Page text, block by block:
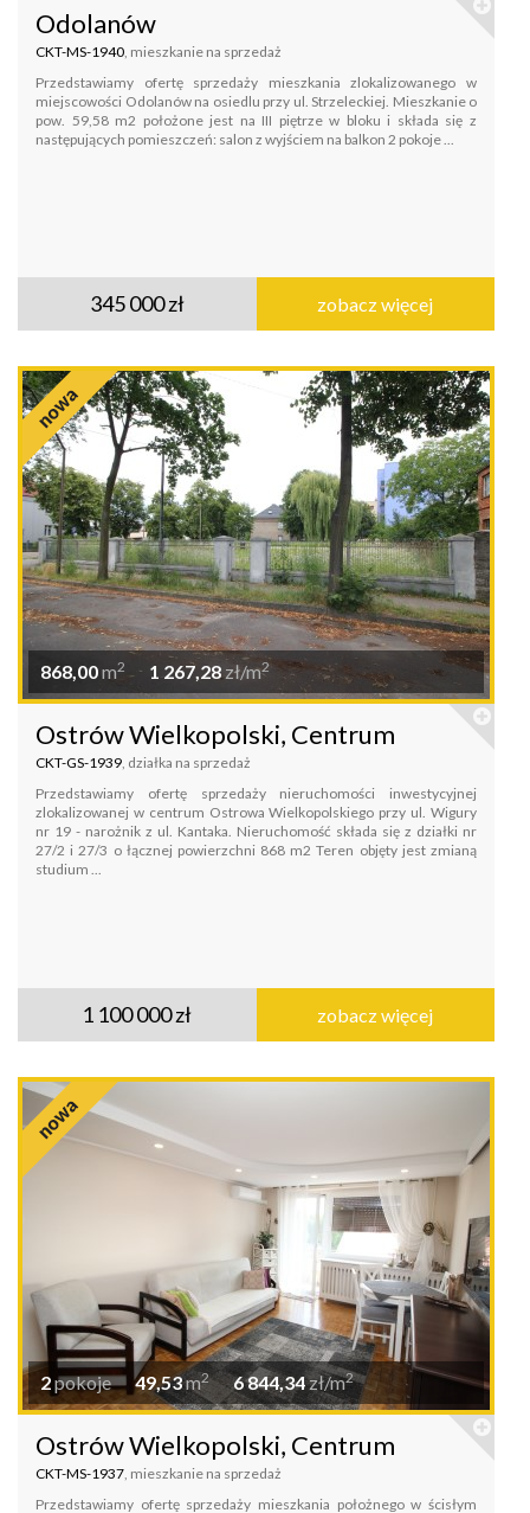
Odolanów
CKT-MS-1940 , mieszkanie na sprzedaż
Przedstawiamy ofertę sprzedaży mieszkania zlokalizowanego w
miejscowości Odolanów na osiedlu przy ul. Strzeleckiej. Mieszkanie o
pow. 59,58 m2 położone jest na III piętrze w bloku i składa się z
następujących pomieszczeń: salon z wyjściem na balkon 2 pokoje ...
345 000 zł zobacz więcej
868,00m2 1 267,28 zł/m2
Ostrów Wielkopolski, Centrum
CKT-GS-1939 , działka na sprzedaż
Przedstawiamy ofertę sprzedaży nieruchomości inwestycyjnej
zlokalizowanej w centrum Ostrowa Wielkopolskiego przy ul. Wigury
nr 19 - narożnik z ul. Kantaka. Nieruchomość składa się z działki nr
27/2 i 27/3 o łącznej powierzchni 868 m2 Teren objęty jest zmianą
studium ...
1 100 000 zł zobacz więcej
2pokoje 49,53m2 6 844,34zł/m2
Ostrów Wielkopolski, Centrum
CKT-MS-1937 , mieszkanie na sprzedaż
Przedstawiamy ofertę sprzedaży mieszkania położnego w ścisłym